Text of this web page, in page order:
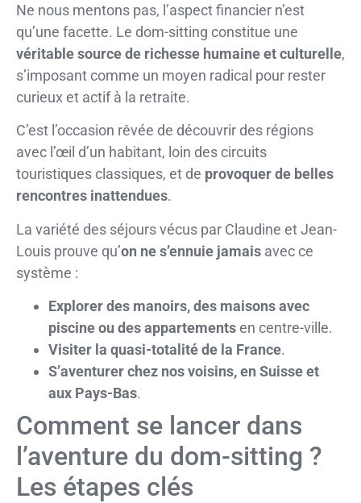
Ne nous mentons pas, l’aspect financier n’est
qu’une facette. Le dom-sitting constitue une
véritable source de richesse humaine et culturelle,
s’imposant comme un moyen radical pour rester
curieux et actif à la retraite.
C’est l’occasion rêvée de découvrir des régions
avec l’œil d’un habitant, loin des circuits
touristiques classiques, et de provoquer de belles
rencontres inattendues.
La variété des séjours vécus par Claudine et Jean-
Louis prouve qu’on ne s’ennuie jamais avec ce
système :
Explorer des manoirs, des maisons avec
piscine ou des appartementsen centre-ville.
Visiter la quasi-totalité de la France.
S’aventurer chez nos voisins, en Suisse et
aux Pays-Bas.
Comment se lancer dans
l’aventure du dom-sitting ?
Les étapes clés